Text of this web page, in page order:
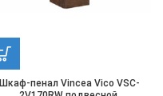
Шкаф-пенал Vincea Vico VSC-